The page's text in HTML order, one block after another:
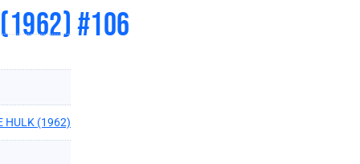
(1962) #106
HULK (1962)